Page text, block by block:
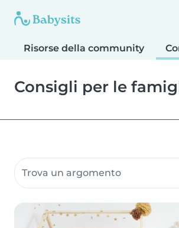
Risorse della community
Consigli per le
Ricerca risorse della community